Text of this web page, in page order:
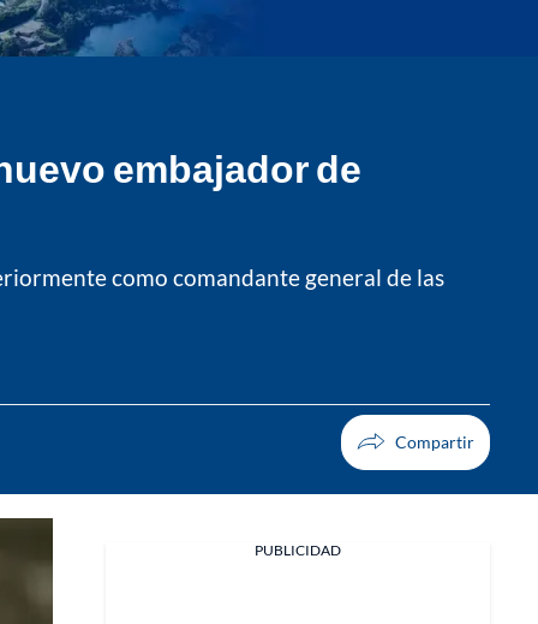
embajador de
como comandante general de las
PUBLICIDAD